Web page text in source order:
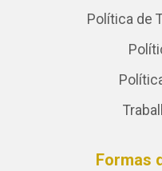
Política de
Formas